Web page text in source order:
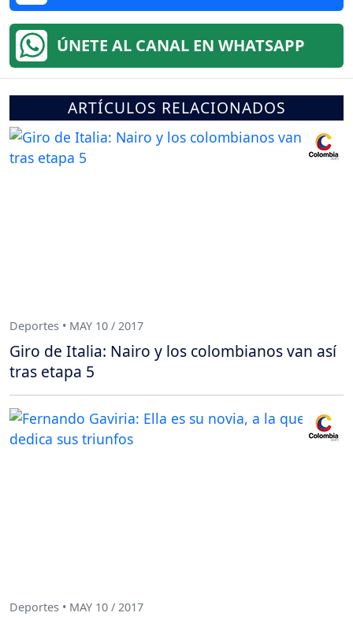
ÚNETE AL CANAL EN WHATSAPP
ARTÍCULOS RELACIONADOS
Deportes • MAY 10 / 2017
Giro de Italia: Nairo y los colombianos van así
tras etapa 5
Deportes • MAY 10 / 2017